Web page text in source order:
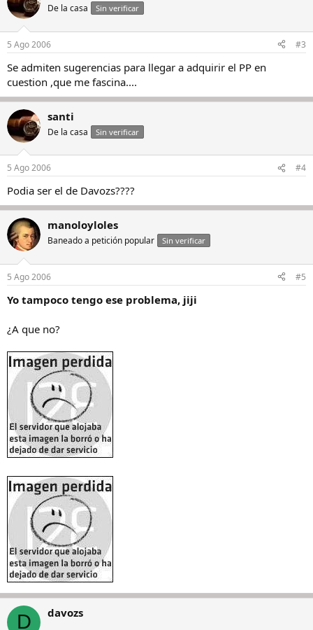
De la casa Sin verificar
5 Ago 2006 #3
Se admiten sugerencias para llegar a adquirir el PP en
cuestion ,que me fascina....
santi
De la casa Sin verificar
5 Ago 2006 #4
Podia ser el de Davozs????
manoloyloles
Baneado a petición popular Sin verificar
5 Ago 2006 #5
Yo tampoco tengo ese problema, jiji
¿A que no?
D davozs